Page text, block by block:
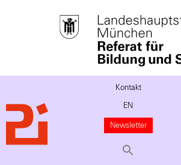
Kontakt
EN
Newsletter